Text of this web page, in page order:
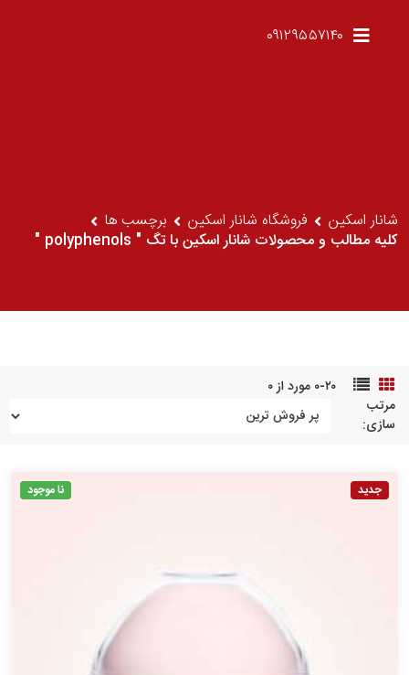
۰۹۱۲۹۵۵۷۱۴۰
شانار اسکین فروشگاه شانار اسکین
برچسب ها
کلیه مطالب و محصولات شانار اسکین با تگ " polyphenols "
۰-۲۰ مورد از ۰
مرتب
سازی:
جدید نا موجود